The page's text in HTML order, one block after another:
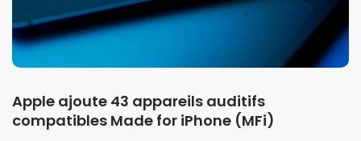
Apple ajoute 43 appareils auditifs
compatibles Made for iPhone (MFi)